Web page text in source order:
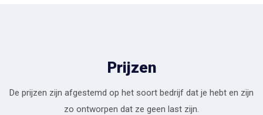
Prijzen
De prijzen zijn afgestemd op het soort bedrijf dat je hebt en zijn
zo ontworpen dat ze geen last zijn.